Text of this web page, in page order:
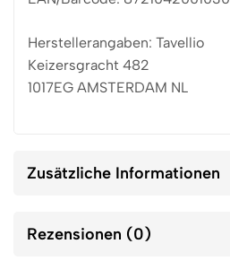
Herstellerangaben: Tavellio
Keizersgracht 482
1017EG AMSTERDAM NL
Zusätzliche Informationen
Rezensionen (0)